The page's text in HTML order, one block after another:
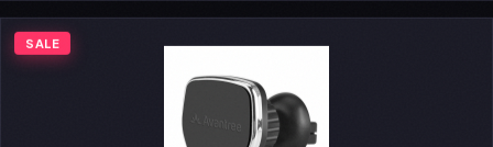
89,98 lei.
SALE